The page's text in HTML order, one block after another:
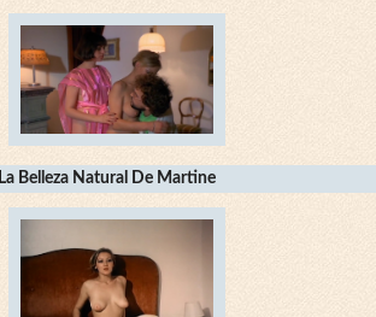
La Belleza Natural De Martine